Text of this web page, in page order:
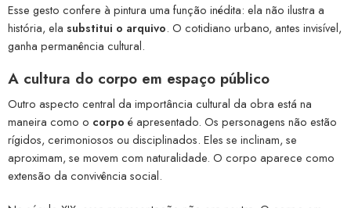
Esse gesto confere à pintura uma função inédita: ela não ilustra a
história, ela substitui o arquivo. O cotidiano urbano, antes invisível,
ganha permanência cultural.
A cultura do corpo em espaço público
Outro aspecto central da importância cultural da obra está na
maneira como o corpo é apresentado. Os personagens não estão
rígidos, cerimoniosos ou disciplinados. Eles se inclinam, se
aproximam, se movem com naturalidade. O corpo aparece como
extensão da convivência social.